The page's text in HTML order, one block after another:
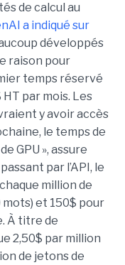
de calcul au
a indiqué sur
développés
raison pour
temps réservé
par mois. Les
y avoir accès
le temps de
GPU », assure
par l’API, le
million de
et 150$ pour
À titre de
2,50$ par million
de jetons de